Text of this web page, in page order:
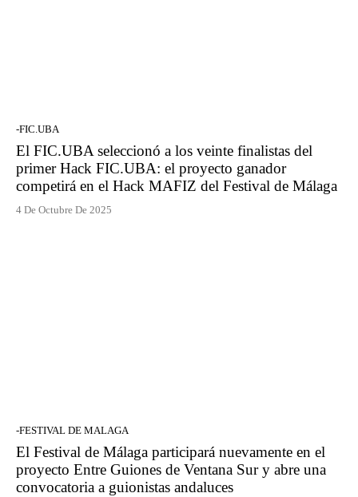
-FIC.UBA
El FIC.UBA seleccionó a los veinte finalistas del
primer Hack FIC.UBA: el proyecto ganador
competirá en el Hack MAFIZ del Festival de Málaga
4 De Octubre De 2025
-FESTIVAL DE MALAGA
El Festival de Málaga participará nuevamente en el
proyecto Entre Guiones de Ventana Sur y abre una
convocatoria a guionistas andaluces